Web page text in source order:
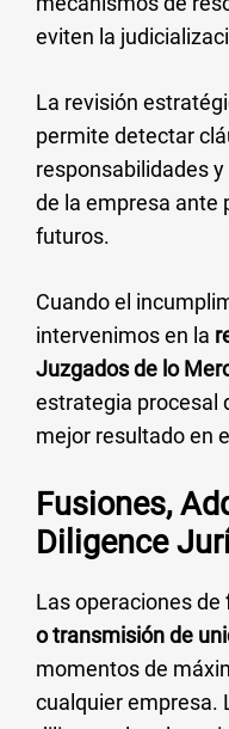
eviten la
La revisión
permite detectar
responsabilidades
de la empresa ante
futuros.
Cuando el
intervenimos en la
Juzgados de lo
estrategia procesal
mejor resultado en
Fusiones,
Diligence
Las operaciones de
o transmisión de
momentos de
cualquier empresa.